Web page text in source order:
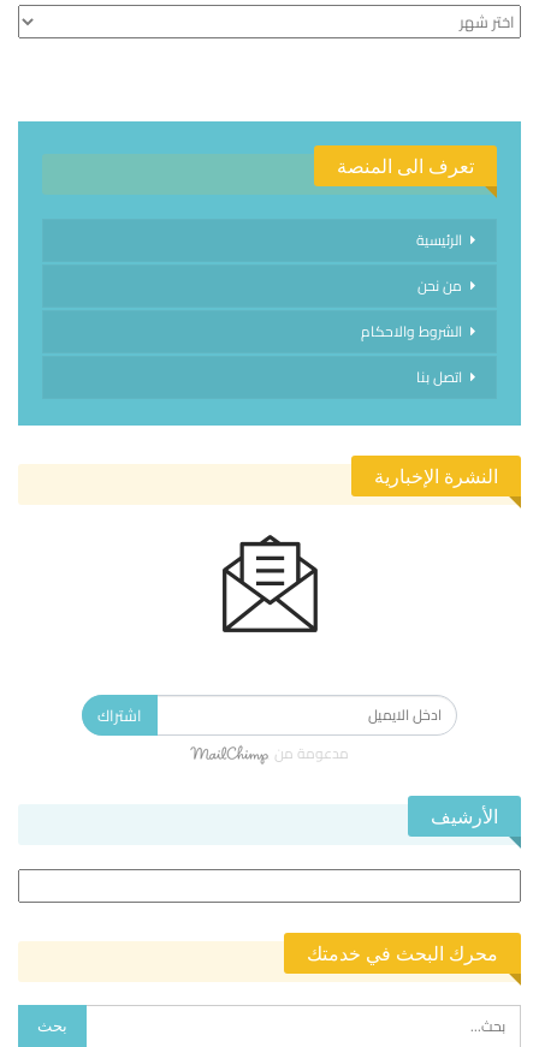
الأرشيف
تعرف الى المنصة
الرئيسية
من نحن
الشروط والاحكام
اتصل بنا
النشرة الإخبارية
اشتراك
مدعومة من
الأرشيف
محرك البحث في خدمتك